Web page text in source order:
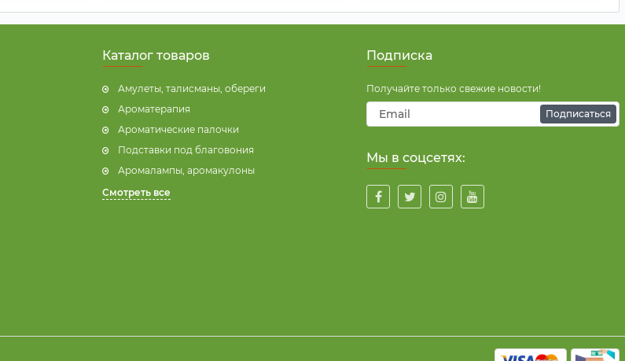
Каталог товаров
Амулеты, талисманы, обереги
Ароматерапия
Ароматические палочки
Подставки под благовония
Аромалампы, аромакулоны
Смотреть все
Подписка
Получайте только свежие новости!
Подписаться
Мы в соцсетях: